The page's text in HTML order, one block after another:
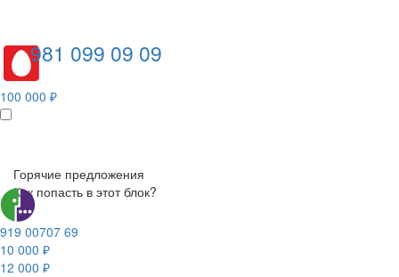
981 099 09 09
100 000 ₽
Горячие предложения
Как попасть в этот блок?
919 00707 69
10 000 ₽
12 000 ₽